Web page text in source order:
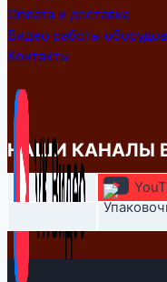
Оплата и доставка
Видео работы
Контакты
НАШИ КАНАЛЫ